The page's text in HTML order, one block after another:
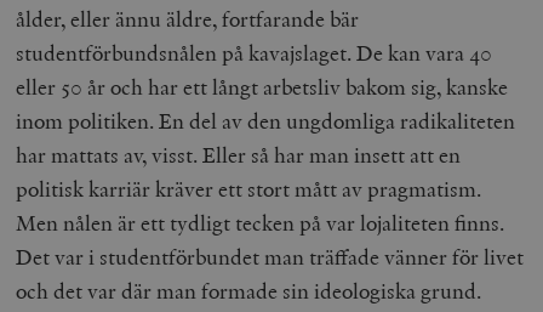
ålder, eller ännu äldre, fortfarande bär
studentförbundsnålen på kavajslaget. De kan vara 40
eller 50 år och har ett långt arbetsliv bakom sig, kanske
inom politiken. En del av den ungdomliga radikaliteten
har mattats av, visst. Eller så har man insett att en
politisk karriär kräver ett stort mått av pragmatism.
Men nålen är ett tydligt tecken på var lojaliteten finns.
Det var i studentförbundet man träffade vänner för livet
och det var där man formade sin ideologiska grund.